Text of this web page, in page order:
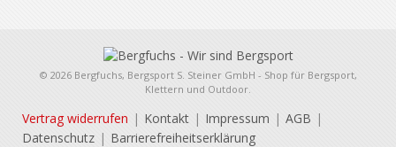
© 2026 Bergfuchs, Bergsport S. Steiner GmbH - Shop für Bergsport,
Klettern und Outdoor.
Vertrag widerrufen Kontakt Impressum
AGB
Datenschutz
Barrierefreiheitserklärung